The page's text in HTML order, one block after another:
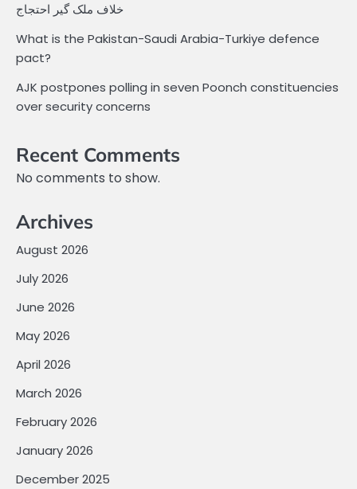
خلاف ملک گیر احتجاج
What is the Pakistan-Saudi Arabia-Turkiye defence
pact?
AJK postpones polling in seven Poonch constituencies
over security concerns
Recent Comments
No comments to show.
Archives
August 2026
July 2026
June 2026
May 2026
April 2026
March 2026
February 2026
January 2026
December 2025